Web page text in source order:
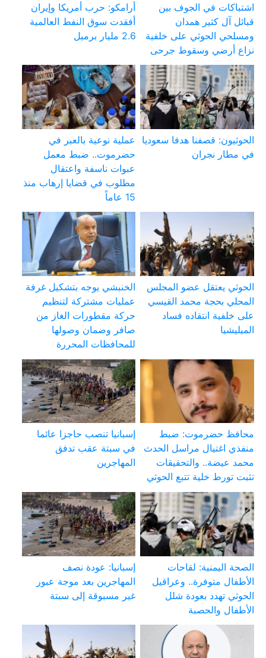
اشتباكات في الجوف بين
قبائل آل كثير همدان
ومسلحي الحوثي على خلفية
نزاع أرضي وسقوط جرحى
أرامكو: حرب أمريكا وإيران
أفقدت سوق النفط العالمية
2.6 مليار برميل
الحوثيون: قصفنا هدفا سعوديا
في مطار نجران
عملية نوعية بالعبر في
حضرموت.. ضبط معمل
عبوات ناسفة واعتقال
مطلوب في قضايا إرهاب منذ
15 عاماً
الحوثي يعتقل عضو المجلس
المحلي بحجة محمد القيسي
على خلفية انتقاده فساد
الميليشيا
الخنبشي يوجه بتشكيل غرفة
عمليات مشتركة لتنظيم
حركة مقطورات الغاز من
صافر وضمان وصولها
للمحافظات المحررة
محافظ حضرموت: ضبط
منفذي اغتيال مراسل الحدث
محمد عيضة.. والتحقيقات
تثبت تورط خلية تتبع الحوثي
إسبانيا تنصب حاجزا عائما
في سبتة عقب تدفق
المهاجرين
الصحة اليمنية: لقاحات
الأطفال متوفرة.. وعراقيل
الحوثي تهدد بعودة شلل
الأطفال والحصبة
إسبانيا: عودة نصف
المهاجرين بعد موجة عبور
غير مسبوقة إلى سبتة